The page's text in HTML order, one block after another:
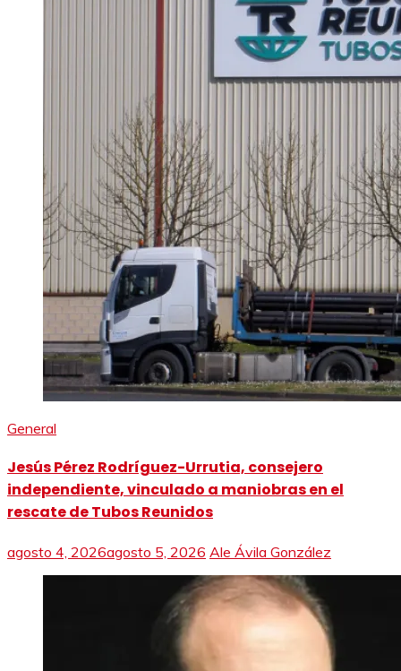
General
Jesús Pérez Rodríguez-Urrutia, consejero
independiente, vinculado a maniobras en el
rescate de Tubos Reunidos
agosto 4, 2026agosto 5, 2026 Ale Ávila González